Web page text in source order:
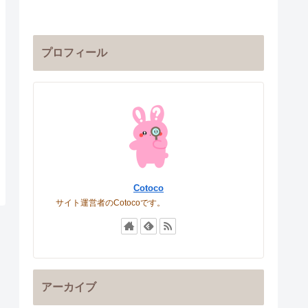
プロフィール
Cotoco
サイト運営者のCotocoです。
アーカイブ